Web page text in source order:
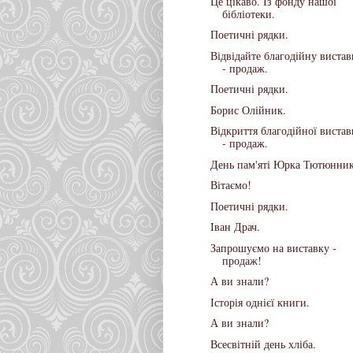
бібліотеки.
Поетичні рядки.
Відвідайте благодійну
- продаж.
Поетичні рядки.
Борис Олійник.
Відкриття благодійної
- продаж.
День пам'яті Юрка
Вітаємо!
Поетичні рядки.
Іван Драч.
Запрошуємо на виставку -
продаж!
А ви знали?
Історія однієї книги.
А ви знали?
Всесвітній день хліба.